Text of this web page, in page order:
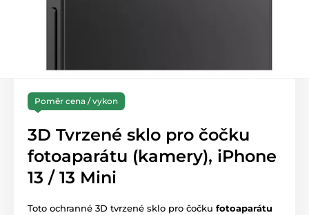
Poměr cena / vykon
3D Tvrzené sklo pro čočku
fotoaparátu (kamery), iPhone
13 / 13 Mini
Toto ochranné 3D tvrzené sklo pro čočku fotoaparátu